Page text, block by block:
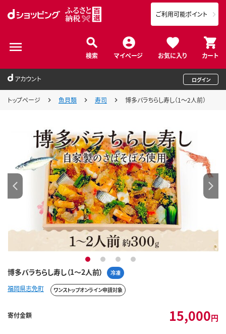
検索 マイページ お気に入り カート
ご利用可能ポイント
アカウント ログイン
トップページ 魚貝類 寿司 博多バラちらし寿し（1～2人前）
博多バラちらし寿し（1～2人前） 冷凍
1 2 3 4
福岡県志免町 ワンストップオンライン申請対象
寄付金額 15,000円